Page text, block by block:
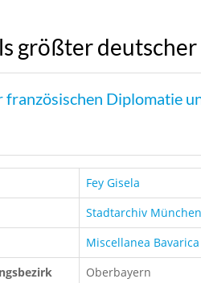
größter
französischen Diplomatie
Fey Gisela
Stadtarchiv München
Miscellanea
Oberbayern